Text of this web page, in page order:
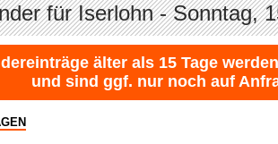
für Iserlohn - Sonntag,
älter als 15 Tage
und sind ggf. nur noch auf